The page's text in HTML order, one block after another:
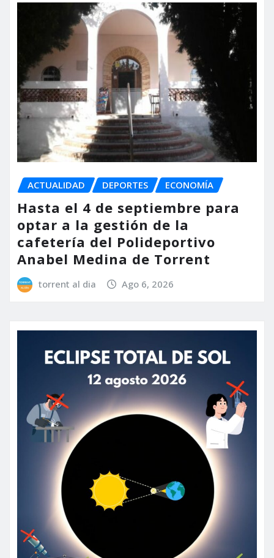
ACTUALIDAD DEPORTES ECONOMÍA
Hasta el 4 de septiembre para
optar a la gestión de la
cafetería del Polideportivo
Anabel Medina de Torrent
torrent al dia Ago 6, 2026